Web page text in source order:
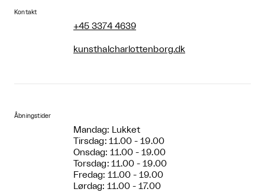
Kontakt
+45 3374 4639
kunsthalcharlottenborg.dk
Åbningstider
Mandag: Lukket
Tirsdag: 11.00 - 19.00
Onsdag: 11.00 - 19.00
Torsdag: 11.00 - 19.00
Fredag: 11.00 - 19.00
Lørdag: 11.00 - 17.00